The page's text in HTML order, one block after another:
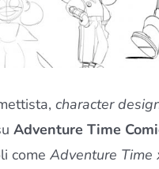
character
Adventure Time
come Adventure Time